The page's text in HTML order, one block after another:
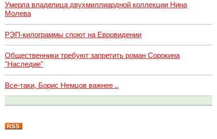
Умерла владелица двухмиллиардной коллекции Нина
Молева
РЭП-килограммы споют на Евровидении
Общественники требуют запретить роман Сорокина
"Наследие"
Все-таки, Борис Немцов важнее ..